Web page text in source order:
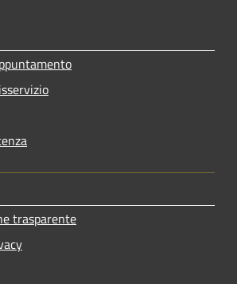
trasparente